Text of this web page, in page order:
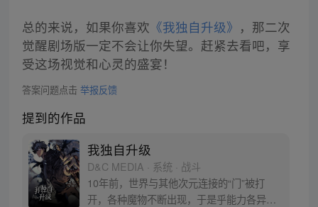
总的来说，如果你喜欢 《我独自升级》 ，那二次
觉醒剧场版一定不会让你失望。赶紧去看吧，享
受这场视觉和心灵的盛宴！
答案问题点击 举报反馈
提到的作品
我独自升级
D&C MEDIA · 系统 · 战斗
10年前，世界与其他次元连接的“门”被打
开，各种魔物不断出现，于是乎能力各异的